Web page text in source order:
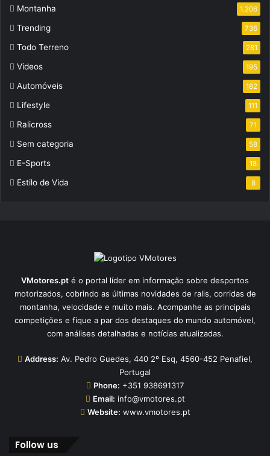
Montanha 1.206
Trending 736
Todo Terreno 281
Videos 195
Automóveis 182
Lifestyle 111
Ralicross 71
Sem categoria 58
E-Sports 18
Estilo de Vida 8
VMotores.pt é o portal líder em informação sobre desportos
motorizados, cobrindo as últimas novidades de ralis, corridas de
montanha, velocidade e muito mais. Acompanhe as principais
competições e fique a par dos destaques do mundo automóvel,
com análises detalhadas e notícias atualizadas.
Address: Av. Pedro Guedes, 440 2º Esq, 4560-452 Penafiel,
Portugal
Phone: +351 938691317
Email: info@vmotores.pt
Website: www.vmotores.pt
Follow us